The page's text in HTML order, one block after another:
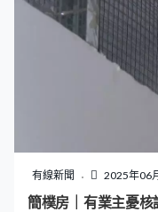
有線新聞 2025年06
簡樸房｜有業主憂